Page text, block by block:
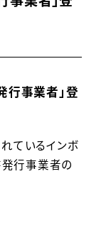
行事業者」登
ているインボ
発行事業者の